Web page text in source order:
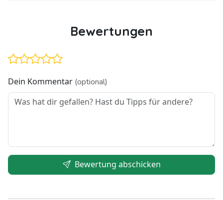
Bewertungen
Dein Kommentar (optional)
Bewertung abschicken